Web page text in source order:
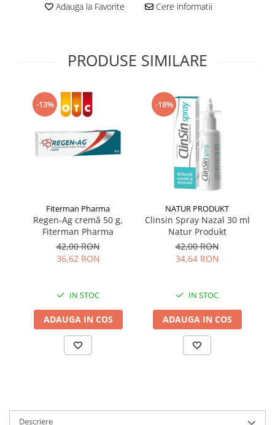
Adauga la Favorite Cere informatii
PRODUSE SIMILARE
-13%
Fiterman Pharma
Regen-Ag cremă 50 g,
Fiterman Pharma
42,00 RON
36,62 RON
IN STOC
ADAUGA IN COS
-18%
NATUR PRODUKT
Clinsin Spray Nazal 30 ml
Natur Produkt
42,00 RON
34,64 RON
IN STOC
ADAUGA IN COS
Descriere